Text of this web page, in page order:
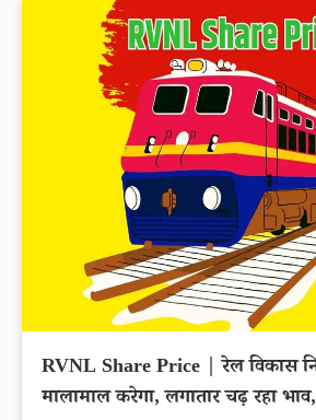
RVNL Share Price | रेल विकास
मालामाल करेगा, लगातार चढ़ रहा